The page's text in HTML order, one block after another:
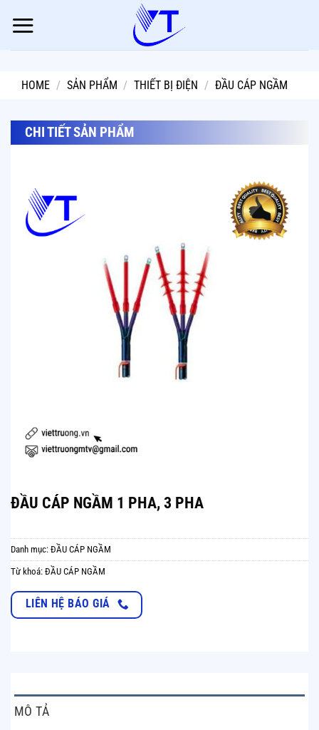
HOME / SẢN PHẨM / THIẾT BỊ ĐIỆN / ĐẦU CÁP NGẦM
CHI TIẾT SẢN PHẨM
ĐẦU CÁP NGẦM 1 PHA, 3 PHA
Danh mục: ĐẦU CÁP NGẦM
Từ khoá: ĐẦU CÁP NGẦM
LIÊN HỆ BÁO GIÁ
MÔ TẢ